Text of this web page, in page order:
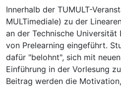
Innerhalb der TUMULT-
MULTimediale) zu der
an der Technische Universität
von Prelearning eingeführt.
dafür "belohnt", sich mit
Einführung in der Vorlesung
Beitrag werden die